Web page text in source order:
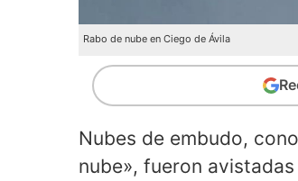
Rabo de nube en Ciego de Ávila
Nubes de embudo,
nube», fueron